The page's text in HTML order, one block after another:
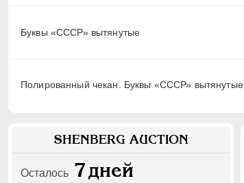
Буквы «СССР» вытянутые
Полированный чекан. Буквы «СССР» вытянутые
SHENBERG AUCTION
Осталось 7дней